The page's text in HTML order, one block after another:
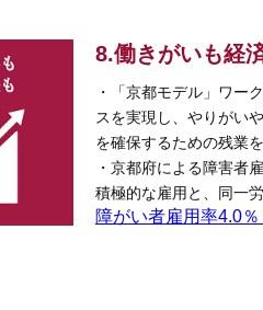
8.働きがいも
・「京都モデル」ワー
スを実現し、やりがい
を確保するための残業
・京都府による障害者
積極的な雇用と、同一
障がい者雇用率4.0